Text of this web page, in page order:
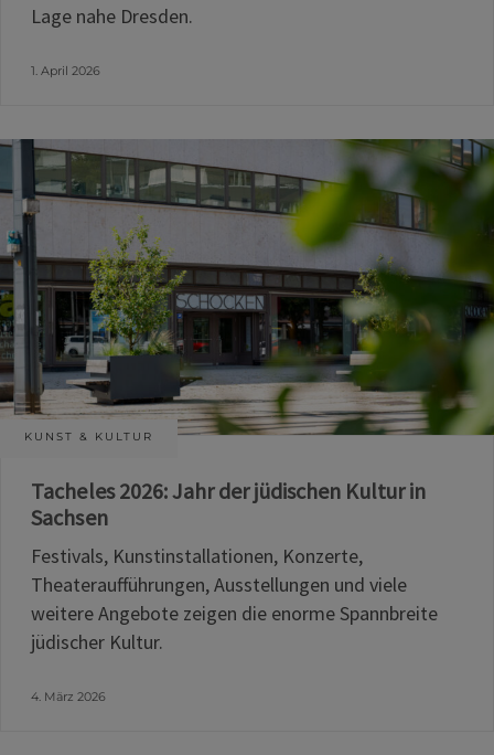
Lage nahe Dresden.
1. April 2026
KUNST & KULTUR
Tacheles 2026: Jahr der jüdischen Kultur in
Sachsen
Festivals, Kunstinstallationen, Konzerte,
Theateraufführungen, Ausstellungen und viele
weitere Angebote zeigen die enorme Spannbreite
jüdischer Kultur.
4. März 2026